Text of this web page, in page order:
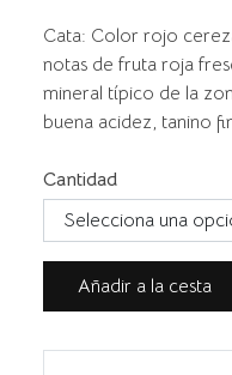
Cata: Color rojo
notas de fruta roja
mineral típico de la
buena acidez, tanino
Cantidad
Añadir a la cesta